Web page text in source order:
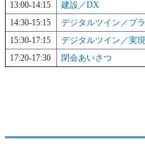
13:00-14:15
建設／DX
14:30-15:15
デジタルツイン／プ
15:30-17:15
デジタルツイン／実
17:20-17:30
閉会あいさつ